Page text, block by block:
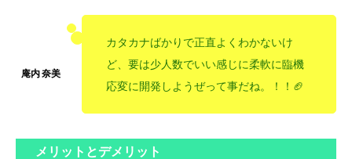
カタカナばかりで正直よくわかないけ
ど、要は少人数でいい感じに柔軟に臨機
応変に開発しようぜって事だね。！！🏈
メリットとデメリット